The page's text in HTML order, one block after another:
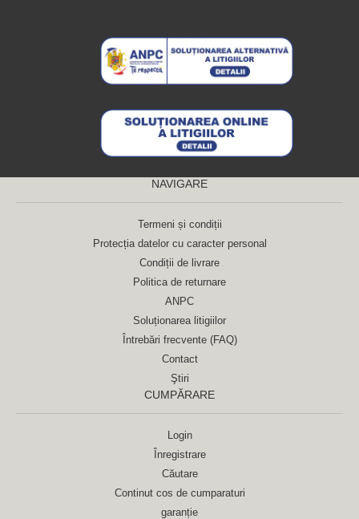
NAVIGARE
Termeni și condiții
Protecția datelor cu caracter personal
Condiții de livrare
Politica de returnare
ANPC
Soluționarea litigiilor
Întrebări frecvente (FAQ)
Contact
Ştiri
CUMPĂRARE
Login
Înregistrare
Căutare
Continut cos de cumparaturi
garanție